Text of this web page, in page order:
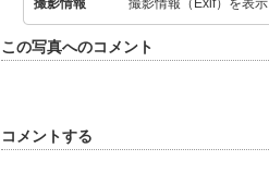
撮影情報
撮影情報（Exif）を表示
この写真へのコメント
コメントする